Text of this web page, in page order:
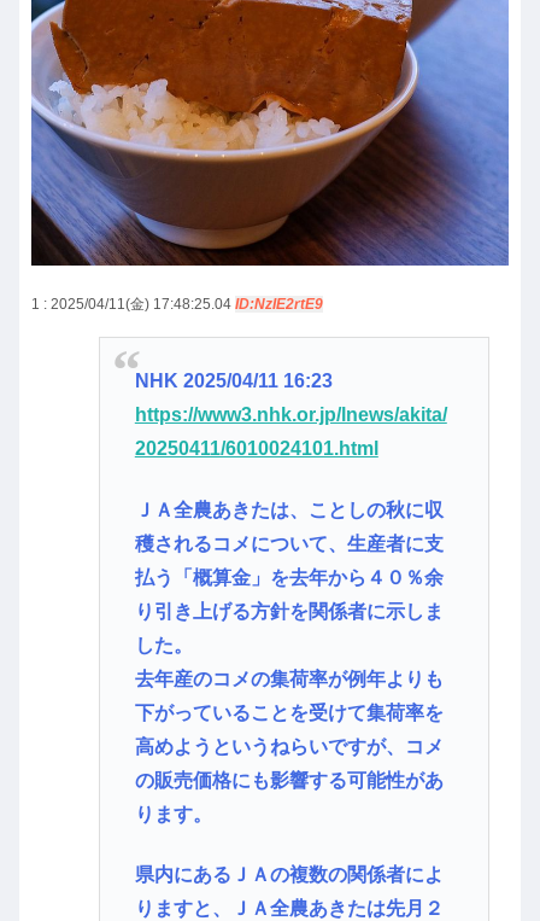
1 : 2025/04/11(金) 17:48:25.04 ID:NzIE2rtE9
NHK 2025/04/11 16:23
https://www3.nhk.or.jp/lnews/akita/
20250411/6010024101.html
ＪＡ全農あきたは、ことしの秋に収
穫されるコメについて、生産者に支
払う「概算金」を去年から４０％余
り引き上げる方針を関係者に示しま
した。
去年産のコメの集荷率が例年よりも
下がっていることを受けて集荷率を
高めようというねらいですが、コメ
の販売価格にも影響する可能性があ
ります。
県内にあるＪＡの複数の関係者によ
りますと、ＪＡ全農あきたは先月２